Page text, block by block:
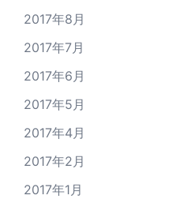
2017年8月
2017年7月
2017年6月
2017年5月
2017年4月
2017年2月
2017年1月